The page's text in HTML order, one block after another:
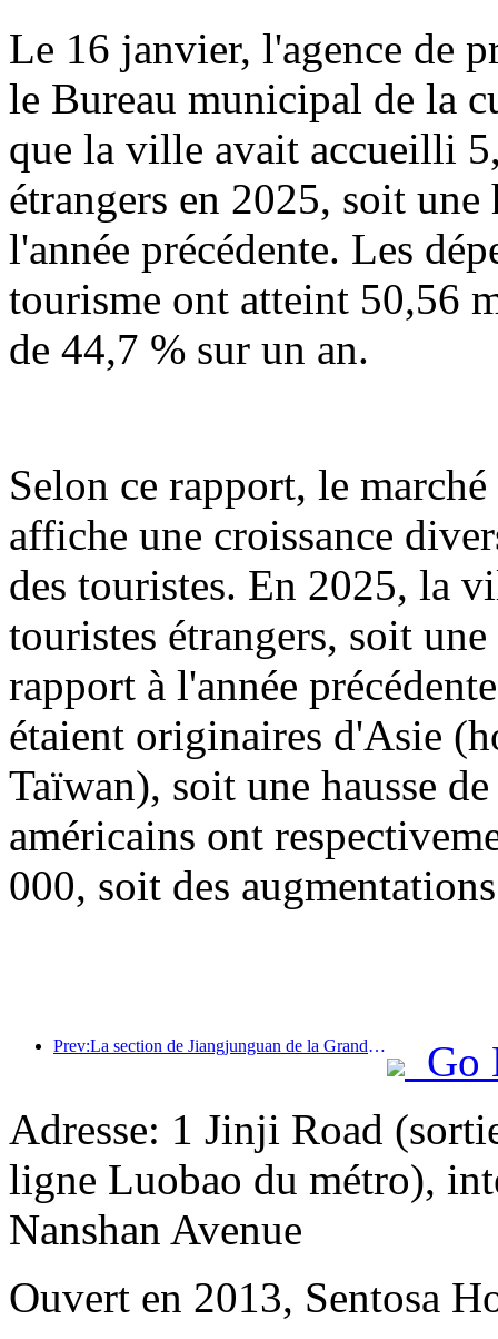
Le 16 janvier, l'agence de
le Bureau municipal de la
que la ville avait accueilli
étrangers en 2025, soit
l'année précédente. Les
tourisme ont atteint 50,56
de 44,7 % sur un an.
Selon ce rapport, le
affiche une croissance
des touristes. En 2025, la
touristes étrangers, soit
rapport à l'année
étaient originaires d'Asie
Taïwan), soit une hausse
américains ont
000, soit des
Prev:La section de Jiangjunguan de la Grande Muraille, située dans le district de Pinggu à Pékin, devrait ouvrir au public dès la fin de l'année 2026.
Go
Adresse: 1 Jinji Road
ligne Luobao du métro),
Nanshan Avenue
Ouvert en 2013, Sentosa